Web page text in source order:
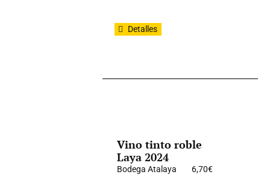
Detalles
Vino tinto roble
Laya 2024
Bodega Atalaya 6,70€